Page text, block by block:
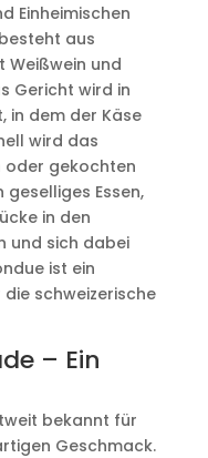
Einheimischen
aus
Weißwein und
Gericht wird in
in dem der Käse
wird das
oder gekochten
Essen,
in den
und sich dabei
ist ein
schweizerische
– Ein
bekannt für
Geschmack.